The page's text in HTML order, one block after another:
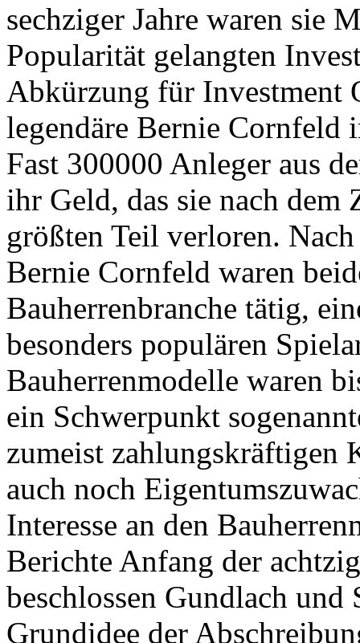
sechziger Jahre waren sie
Popularität gelangten
Abkürzung für Investment
legendäre Bernie Cornfeld
Fast 300000 Anleger aus
ihr Geld, das sie nach dem
größten Teil verloren.
Bernie Cornfeld waren
Bauherrenbranche tätig,
besonders populären
Bauherrenmodelle waren
ein Schwerpunkt
zumeist zahlungskräftigen
auch noch
Interesse an den
Berichte Anfang der
beschlossen Gundlach
Grundidee der